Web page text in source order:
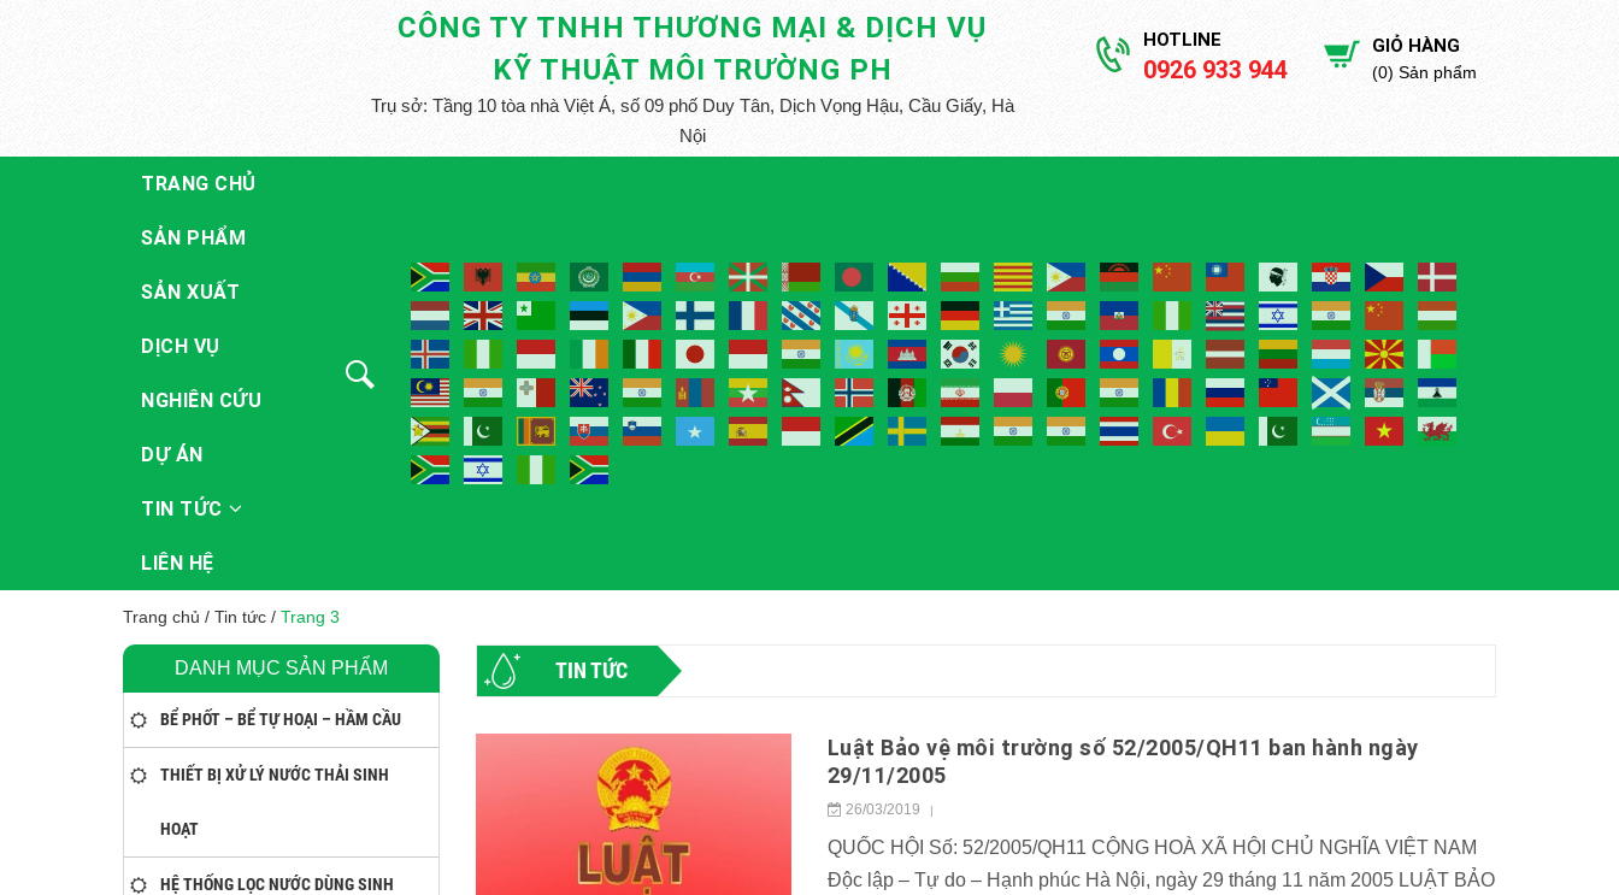
CÔNG TY TNHH THƯƠNG MẠI & DỊCH VỤ
KỸ THUẬT MÔI TRƯỜNG PH
Trụ sở: Tầng 10 tòa nhà Việt Á, số 09 phố Duy Tân, Dịch Vọng Hậu, Cầu Giấy, Hà
Nội
HOTLINE
0926 933 944
GIỎ HÀNG
(0) Sản phẩm
TRANG CHỦ
SẢN PHẨM
SẢN XUẤT
DỊCH VỤ
NGHIÊN CỨU
DỰ ÁN
TIN TỨC
LIÊN HỆ
Trang chủ / Tin tức / Trang 3
DANH MỤC SẢN PHẨM
BỂ PHỐT – BỂ TỰ HOẠI – HẦM CẦU
THIẾT BỊ XỬ LÝ NƯỚC THẢI SINH
HOẠT
HỆ THỐNG LỌC NƯỚC DÙNG SINH
TIN TỨC
Luật Bảo vệ môi trường số 52/2005/QH11 ban hành ngày
29/11/2005
26/03/2019 |
QUỐC HỘI Số: 52/2005/QH11 CỘNG HOÀ XÃ HỘI CHỦ NGHĨA VIỆT NAM
Độc lập – Tự do – Hạnh phúc Hà Nội, ngày 29 tháng 11 năm 2005 LUẬT BẢO